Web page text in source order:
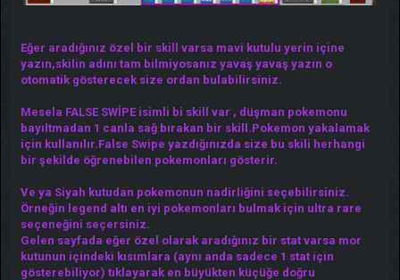
Eğer aradığınız özel bir skill varsa mavi kutulu yerin içine
yazın,skilin adını tam bilmiyosanız yavaş yavaş yazın o
otomatik gösterecek size ordan bulabilirsiniz.
Mesela FALSE SWİPE isimli bi skill var , düşman pokemonu
bayıltmadan 1 canla sağ bırakan bir skill.Pokemon yakalamak
için kullanılır.False Swipe yazdığınızda size bu skili herhangi
bir şekilde öğrenebilen pokemonları gösterir.
Ve ya Siyah kutudan pokemonun nadirliğini seçebilirsiniz.
Örneğin legend altı en iyi pokemonları bulmak için ultra rare
seçeneğini seçersiniz.
Gelen sayfada eğer özel olarak aradığınız bir stat varsa mor
kutunun içindeki kısımlara (aynı anda sadece 1 stat için
gösterebiliyor) tıklayarak en büyükten küçüğe doğru